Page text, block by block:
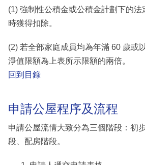
(1) 強制性公積金或公積金計劃下的法
時獲得扣除。
(2) 若全部家庭成員均為年滿 60 歲或
淨值限額為上表所示限額的兩倍。
回到目錄
申請公屋程序及流程
申請公屋流情大致分為三個階段：初
段、配房階段。